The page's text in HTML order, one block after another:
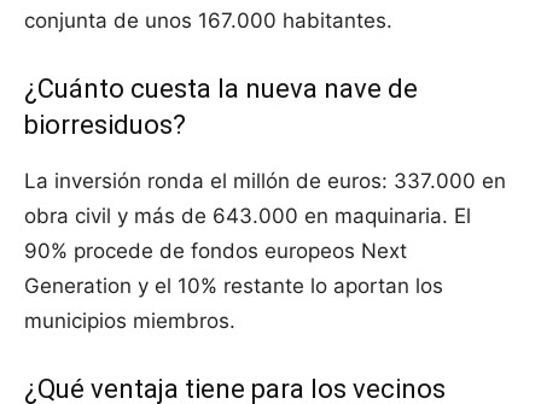
conjunta de unos 167.000 habitantes.
¿Cuánto cuesta la nueva nave de
biorresiduos?
La inversión ronda el millón de euros: 337.000 en
obra civil y más de 643.000 en maquinaria. El
90% procede de fondos europeos Next
Generation y el 10% restante lo aportan los
municipios miembros.
¿Qué ventaja tiene para los vecinos